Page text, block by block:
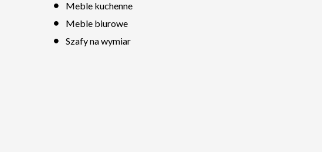
Meble kuchenne
Meble biurowe
Szafy na wymiar